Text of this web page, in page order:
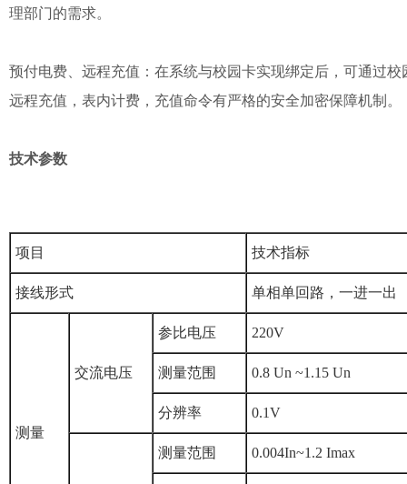
理部门的需求。
预付电费、远程充值：在系统与校园卡实现绑定后，可通过
远程充值，表内计费，充值命令有严格的安全加密保障机制。
技术参数
项目 技术指标
接线形式 单相单回路，一进一出
测量
交流电压
参比电压 220V
测量范围 0.8 Un ~1.15 Un
分辨率 0.1V
测量范围 0.004In~1.2 Imax